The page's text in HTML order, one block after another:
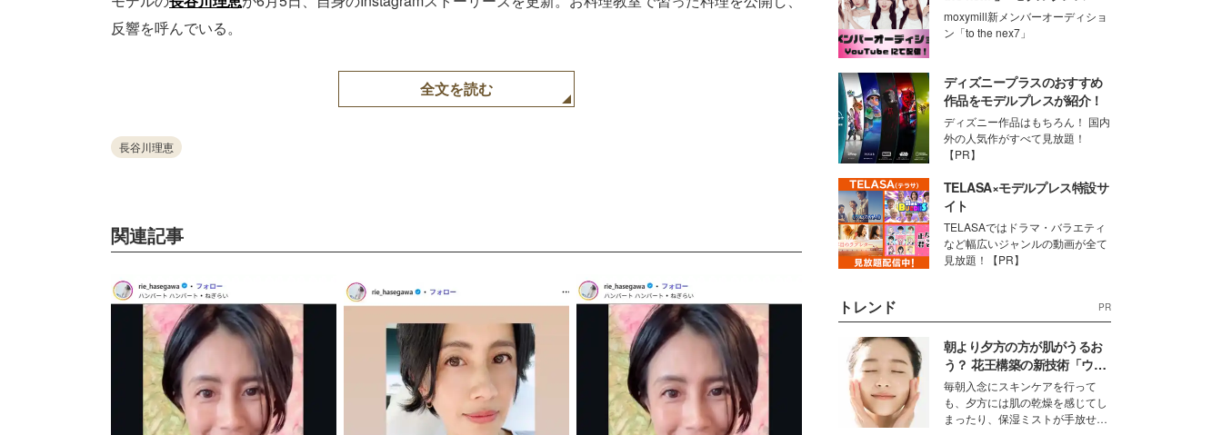
反響を呼んでいる。
全文を読む
長谷川理恵
関連記事
moxymill新メンバーオーディショ
ン「to the nex7」
ディズニープラスのおすすめ
作品をモデルプレスが紹介！
ディズニー作品はもちろん！ 国内
外の人気作がすべて見放題！
【PR】
TELASA×モデルプレス特設サ
イト
TELASAではドラマ・バラエティ
など幅広いジャンルの動画が全て
見放題！【PR】
トレンド PR
朝より夕方の方が肌がうるお
う？ 花王構築の新技術「ウォ
ーターキャプチャリングスキ
ン（捕水肌）」がスキンケア
の常識を変える予感
毎朝入念にスキンケアを行って
も、夕方には肌の乾燥を感じてし
まったり、保湿ミストが手放せな